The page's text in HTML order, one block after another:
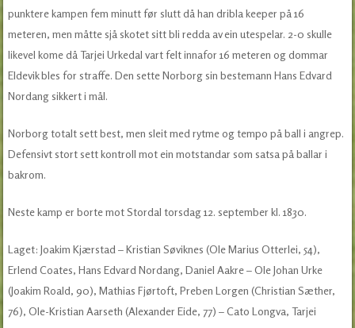
punktere kampen fem minutt før slutt då han dribla keeper på 16
meteren, men måtte sjå skotet sitt bli redda av ein utespelar. 2-0 skulle
likevel kome då Tarjei Urkedal vart felt innafor 16 meteren og dommar
Eldevik bles for straffe. Den sette Norborg sin bestemann Hans Edvard
Nordang sikkert i mål.
Norborg totalt sett best, men sleit med rytme og tempo på ball i angrep.
Defensivt stort sett kontroll mot ein motstandar som satsa på ballar i
bakrom.
Neste kamp er borte mot Stordal torsdag 12. september kl. 1830.
Laget: Joakim Kjærstad – Kristian Søviknes (Ole Marius Otterlei, 54),
Erlend Coates, Hans Edvard Nordang, Daniel Aakre – Ole Johan Urke
(Joakim Roald, 90), Mathias Fjørtoft, Preben Lorgen (Christian Sæther,
76), Ole-Kristian Aarseth (Alexander Eide, 77) – Cato Longva, Tarjei